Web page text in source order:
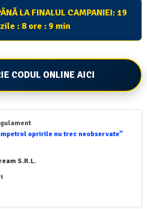
LA FINALUL CAMPANIEI:19
zile : 8 ore : 9 min
CODUL ONLINE AICI
opririle nu trec neobservate”
S.R.L.